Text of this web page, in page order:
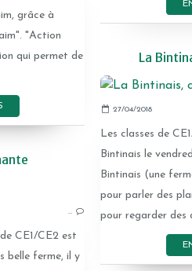
grâce à
"Action
qui permet de
La
27/04/2018
Les classes de
Bintinais le
Bintinais (une
pour parler des
pour regarder des
…
CE1/CE2 est
belle ferme, il y